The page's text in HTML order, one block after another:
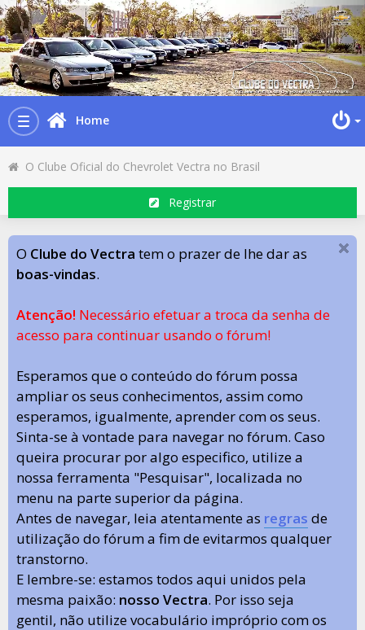
Toggle
navigation
Home
O Clube Oficial do Chevrolet Vectra no Brasil
Registrar
O Clube do Vectra tem o prazer de lhe dar as
boas-vindas.
Atenção! Necessário efetuar a troca da senha de
acesso para continuar usando o fórum!
Esperamos que o conteúdo do fórum possa
ampliar os seus conhecimentos, assim como
esperamos, igualmente, aprender com os seus.
Sinta-se à vontade para navegar no fórum. Caso
queira procurar por algo especifico, utilize a
nossa ferramenta "Pesquisar", localizada no
menu na parte superior da página.
Antes de navegar, leia atentamente as regras de
utilização do fórum a fim de evitarmos qualquer
transtorno.
E lembre-se: estamos todos aqui unidos pela
mesma paixão: nosso Vectra. Por isso seja
gentil, não utilize vocabulário impróprio com os